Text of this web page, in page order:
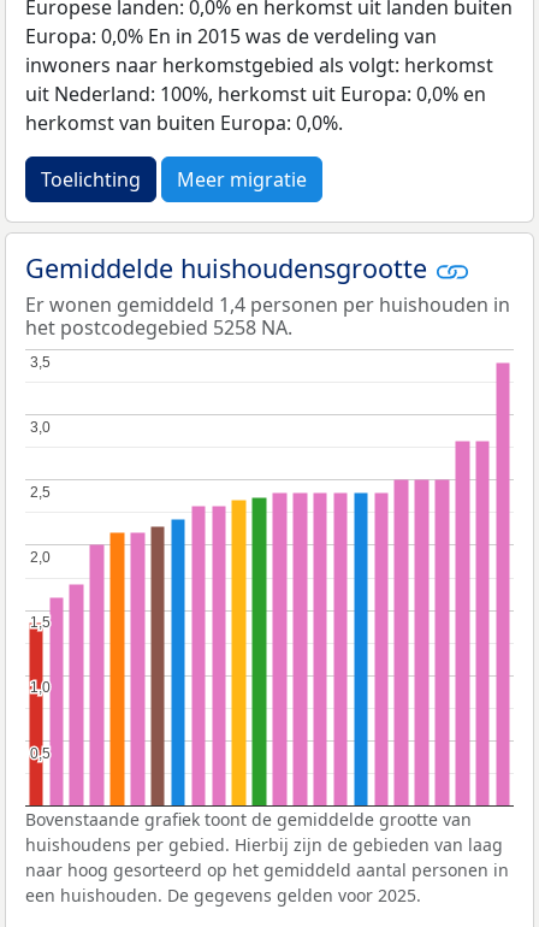
Europese landen: 0,0% en herkomst uit landen buiten
Europa: 0,0% En in 2015 was de verdeling van
inwoners naar herkomstgebied als volgt: herkomst
uit Nederland: 100%, herkomst uit Europa: 0,0% en
herkomst van buiten Europa: 0,0%.
Toelichting Meer migratie
Gemiddelde huishoudensgrootte
Er wonen gemiddeld 1,4 personen per huishouden in
het postcodegebied 5258 NA.
0,5
0,5
1,0
1,0
1,5
1,5
2,0
2,0
2,5
2,5
3,0
3,0
3,5
3,5
Bovenstaande grafiek toont de gemiddelde grootte van
huishoudens per gebied. Hierbij zijn de gebieden van laag
naar hoog gesorteerd op het gemiddeld aantal personen in
een huishouden. De gegevens gelden voor 2025.